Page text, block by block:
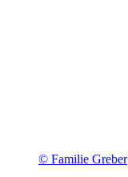
© Familie Greber